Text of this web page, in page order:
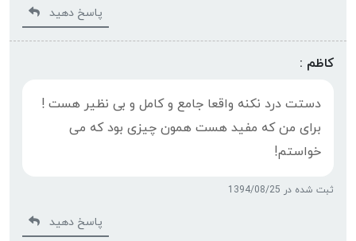
پاسخ دهید
کاظم :
دستت درد نکنه واقعا جامع و کامل و بی نظیر هست !
برای من که مفید هست همون چیزی بود که می
خواستم!
ثبت شده در 1394/08/25
پاسخ دهید